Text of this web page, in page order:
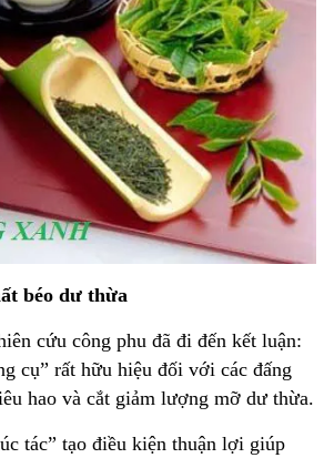
béo dư thừa
cứu công phu đã đi đến kết luận:
cụ” rất hữu hiệu đối với các đấng
hao và cắt giảm lượng mỡ dư thừa.
tác” tạo điều kiện thuận lợi giúp